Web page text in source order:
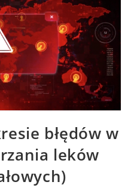
błędów w
leków